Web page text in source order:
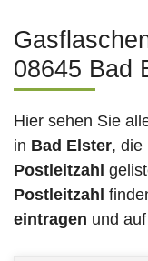
08645 Bad
Hier sehen Sie
in Bad Elster, die
Postleitzahl
Postleitzahl
eintragen und auf